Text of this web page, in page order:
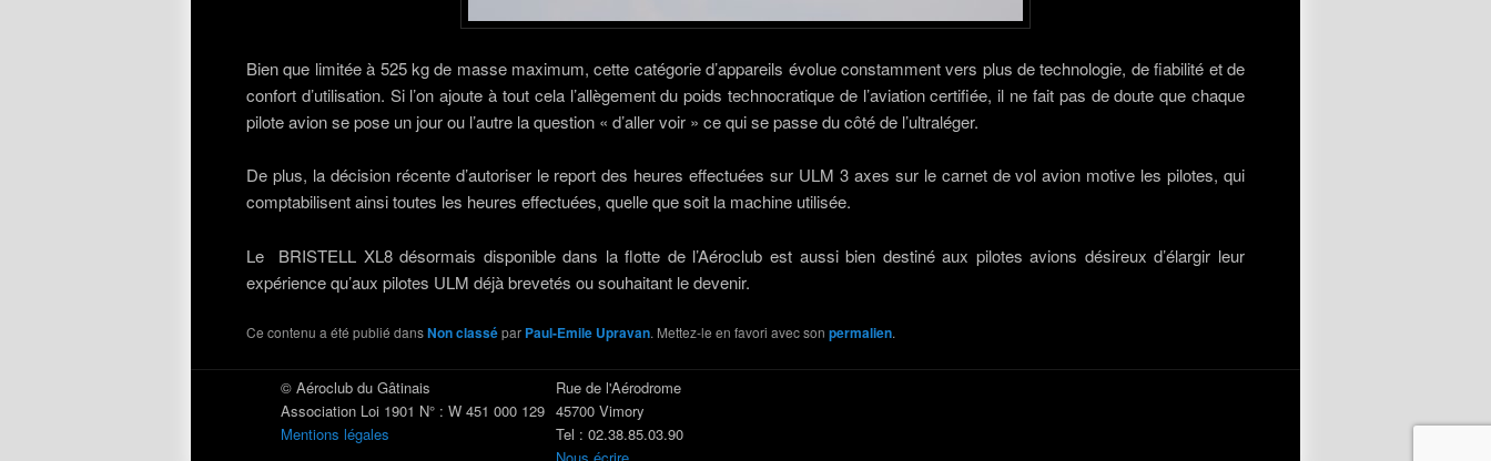
Bien que limitée à 525 kg de masse maximum, cette catégorie d’appareils évolue constamment vers plus de technologie, de fiabilité et de
confort d’utilisation. Si l’on ajoute à tout cela l’allègement du poids technocratique de l’aviation certifiée, il ne fait pas de doute que chaque
pilote avion se pose un jour ou l’autre la question « d’aller voir » ce qui se passe du côté de l’ultraléger.
De plus, la décision récente d’autoriser le report des heures effectuées sur ULM 3 axes sur le carnet de vol avion motive les pilotes, qui
comptabilisent ainsi toutes les heures effectuées, quelle que soit la machine utilisée.
Le BRISTELL XL8 désormais disponible dans la flotte de l’Aéroclub est aussi bien destiné aux pilotes avions désireux d’élargir leur
expérience qu’aux pilotes ULM déjà brevetés ou souhaitant le devenir.
Ce contenu a été publié dansNon classépar Paul-Emile Upravan. Mettez-le en favori avec son permalien.
© Aéroclub du Gâtinais
Association Loi 1901 N° : W 451 000 129
Mentions légales
Rue de l'Aérodrome
45700 Vimory
Tel : 02.38.85.03.90